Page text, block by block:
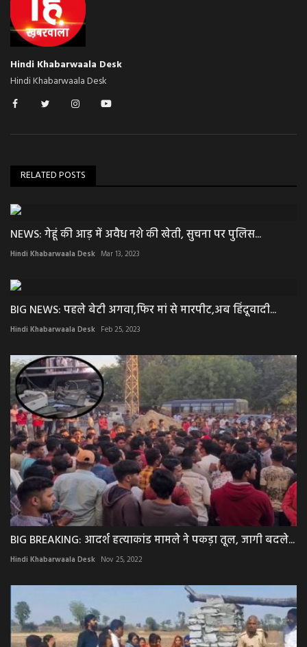
Hindi Khabarwaala Desk
Hindi Khabarwaala Desk
RELATED POSTS
NEWS: गेहूं की आड़ में अवैध नशे की खेती, सुचना पर पुलिस...
Hindi Khabarwaala Desk Mar 13, 2023
BIG NEWS: पहले बेटी अगवा,फिर मां से मारपीट,अब हिंदूवादी...
Hindi Khabarwaala Desk Feb 25, 2023
BIG BREAKING: आदर्श हत्याकांड मामले ने पकड़ा तूल, जागी बदले...
Hindi Khabarwaala Desk Nov 25, 2022